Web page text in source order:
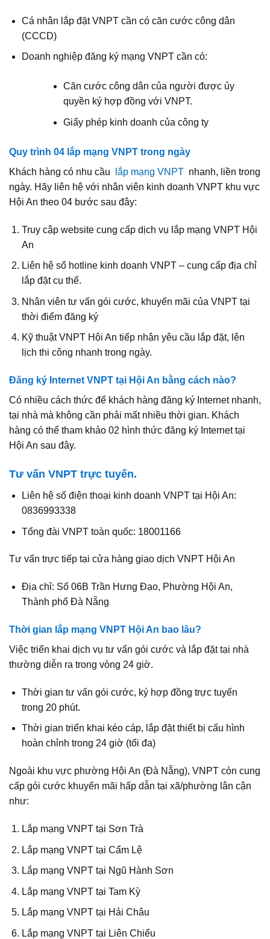
Cá nhân lắp đặt VNPT cần có căn cước công dân
(CCCD)
Doanh nghiệp đăng ký mạng VNPT cần có:
Căn cước công dân của người được ủy
quyền ký hợp đồng với VNPT.
Giấy phép kinh doanh của công ty
Quy trình 04 lắp mạng VNPT trong ngày
Khách hàng có nhu cầu
lắp mạng VNPT nhanh, liền trong
ngày. Hãy liên hệ với nhân viên kinh doanh VNPT khu vực
Hội An theo 04 bước sau đây:
Truy cập website cung cấp dịch vụ lắp mạng VNPT Hội
An
Liên hệ số hotline kinh doanh VNPT – cung cấp địa chỉ
lắp đặt cụ thể.
Nhân viên tư vấn gói cước, khuyến mãi của VNPT tại
thời điểm đăng ký
Kỹ thuật VNPT Hội An tiếp nhận yêu cầu lắp đặt, lên
lịch thi công nhanh trong ngày.
Đăng ký Internet VNPT tại Hội An bằng cách nào?
Có nhiều cách thức để khách hàng đăng ký Internet nhanh,
tại nhà mà không cần phải mất nhiều thời gian. Khách
hàng có thể tham khảo 02 hình thức đăng ký Internet tại
Hội An sau đây.
Tư vấn VNPT trực tuyến.
Liên hệ số điện thoại kinh doanh VNPT tại Hội An:
0836993338
Tổng đài VNPT toàn quốc: 18001166
Tư vấn trực tiếp tại cửa hàng giao dịch VNPT Hội An
Địa chỉ: Số 06B Trần Hưng Đạo, Phường Hội An,
Thành phố Đà Nẵng
Thời gian lắp mạng VNPT Hội An bao lâu?
Việc triển khai dịch vụ tư vấn gói cước và lắp đặt tại nhà
thường diễn ra trong vòng 24 giờ.
Thời gian tư vấn gói cước, ký hợp đồng trực tuyến
trong 20 phút.
Thời gian triển khai kéo cáp, lắp đặt thiết bị cấu hình
hoàn chỉnh trong 24 giờ (tối đa)
Ngoài khu vực phường Hội An (Đà Nẵng), VNPT còn cung
cấp gói cước khuyến mãi hấp dẫn tại xã/phường lân cận
như:
Lắp mạng VNPT tại Sơn Trà
Lắp mạng VNPT tại Cẩm Lệ
Lắp mạng VNPT tại Ngũ Hành Sơn
Lắp mạng VNPT tại Tam Kỳ
Lắp mạng VNPT tại Hải Châu
Lắp mạng VNPT tại Liên Chiểu